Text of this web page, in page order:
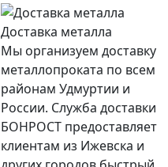
Доставка металла
Мы организуем доставку
металлопроката по всем
районам Удмуртии и
России. Служба доставки
БОНРОСТ предоставляет
клиентам из Ижевска и